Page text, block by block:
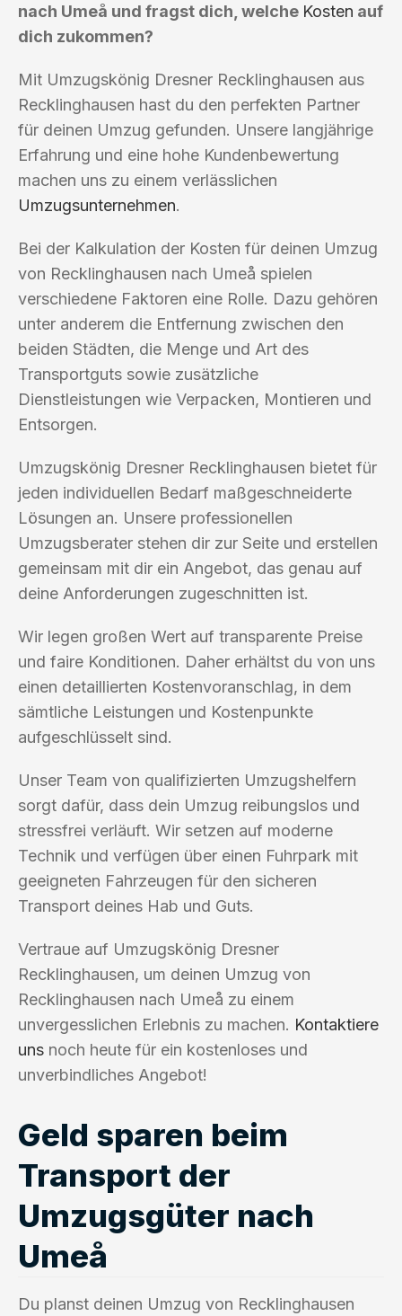
nach Umeå und fragst dich, welche Kosten auf
dich zukommen?
Mit Umzugskönig Dresner Recklinghausen aus
Recklinghausen hast du den perfekten Partner
für deinen Umzug gefunden. Unsere langjährige
Erfahrung und eine hohe Kundenbewertung
machen uns zu einem verlässlichen
Umzugsunternehmen.
Bei der Kalkulation der Kosten für deinen Umzug
von Recklinghausen nach Umeå spielen
verschiedene Faktoren eine Rolle. Dazu gehören
unter anderem die Entfernung zwischen den
beiden Städten, die Menge und Art des
Transportguts sowie zusätzliche
Dienstleistungen wie Verpacken, Montieren und
Entsorgen.
Umzugskönig Dresner Recklinghausen bietet für
jeden individuellen Bedarf maßgeschneiderte
Lösungen an. Unsere professionellen
Umzugsberater stehen dir zur Seite und erstellen
gemeinsam mit dir ein Angebot, das genau auf
deine Anforderungen zugeschnitten ist.
Wir legen großen Wert auf transparente Preise
und faire Konditionen. Daher erhältst du von uns
einen detaillierten Kostenvoranschlag, in dem
sämtliche Leistungen und Kostenpunkte
aufgeschlüsselt sind.
Unser Team von qualifizierten Umzugshelfern
sorgt dafür, dass dein Umzug reibungslos und
stressfrei verläuft. Wir setzen auf moderne
Technik und verfügen über einen Fuhrpark mit
geeigneten Fahrzeugen für den sicheren
Transport deines Hab und Guts.
Vertraue auf Umzugskönig Dresner
Recklinghausen, um deinen Umzug von
Recklinghausen nach Umeå zu einem
unvergesslichen Erlebnis zu machen. Kontaktiere
uns noch heute für ein kostenloses und
unverbindliches Angebot!
Geld sparen beim
Transport der
Umzugsgüter nach
Umeå
Du planst deinen Umzug von Recklinghausen